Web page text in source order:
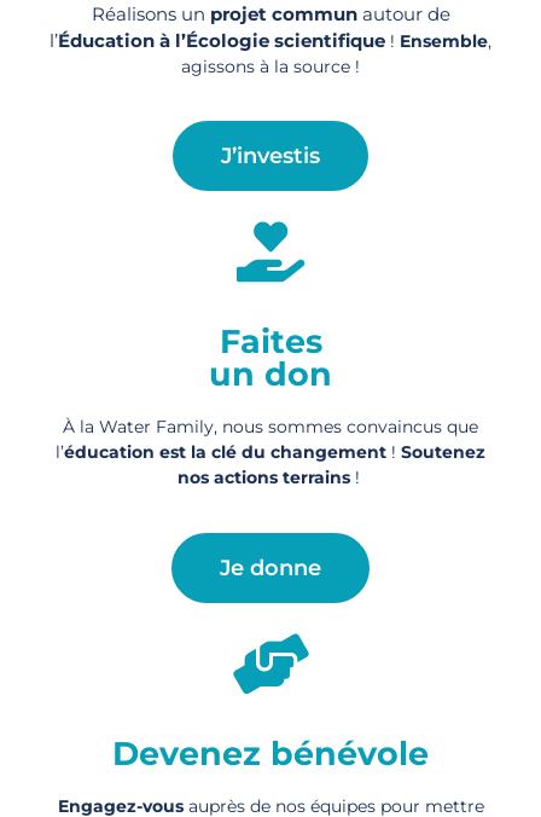
Réalisons un projet communautour de
l’Éducation à l’Écologie scientifique ! Ensemble,
agissons à la source !
J’investis
Faites
un don
À la Water Family, nous sommes convaincus que
l’éducation est la clé du changement ! Soutenez
nos actions terrains!
Je donne
Devenez bénévole
Engagez-vousauprès de nos équipes pour mettre